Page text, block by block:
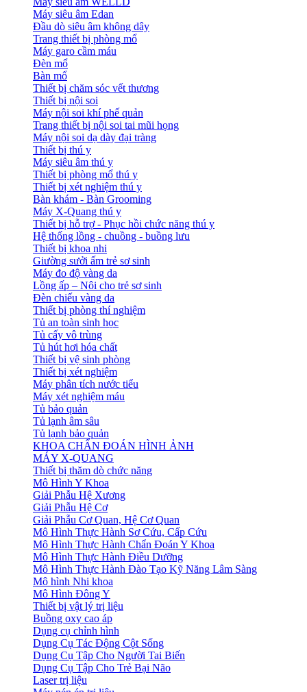
Máy siêu âm Edan
Đầu dò siêu âm không dây
Trang thiết bị phòng mổ
Máy garo cầm máu
Đèn mổ
Bàn mổ
Thiết bị chăm sóc vết thương
Thiết bị nội soi
Máy nội soi khí phế quản
Trang thiết bị nội soi tai mũi họng
Máy nội soi dạ dày đại tràng
Thiết bị thú y
Máy siêu âm thú y
Thiết bị phòng mổ thú y
Thiết bị xét nghiệm thú y
Bàn khám - Bàn Grooming
Máy X-Quang thú y
Thiết bị hỗ trợ - Phục hồi chức năng thú y
Hệ thống lồng - chuồng - buồng lưu
Thiết bị khoa nhi
Giường sưởi ấm trẻ sơ sinh
Máy đo độ vàng da
Lồng ấp – Nôi cho trẻ sơ sinh
Đèn chiếu vàng da
Thiết bị phòng thí nghiệm
Tủ an toàn sinh học
Tủ cấy vô trùng
Tủ hút hơi hóa chất
Thiết bị vệ sinh phòng
Thiết bị xét nghiệm
Máy phân tích nước tiểu
Máy xét nghiệm máu
Tủ bảo quản
Tủ lạnh âm sâu
Tủ lạnh bảo quản
KHOA CHẨN ĐOÁN HÌNH ẢNH
MÁY X-QUANG
Thiết bị thăm dò chức năng
Mô Hình Y Khoa
Giải Phẫu Hệ Xương
Giải Phẫu Hệ Cơ
Giải Phẫu Cơ Quan, Hệ Cơ Quan
Mô Hình Thực Hành Sơ Cứu, Cấp Cứu
Mô Hình Thực Hành Chẩn Đoán Y Khoa
Mô Hình Thực Hành Điều Dưỡng
Mô Hình Thực Hành Đào Tạo Kỹ Năng Lâm Sàng
Mô hình Nhi khoa
Mô Hình Đông Y
Thiết bị vật lý trị liệu
Buồng oxy cao áp
Dụng cụ chỉnh hình
Dụng Cụ Tác Động Cột Sống
Dụng Cụ Tập Cho Người Tai Biến
Dụng Cụ Tập Cho Trẻ Bại Não
Laser trị liệu